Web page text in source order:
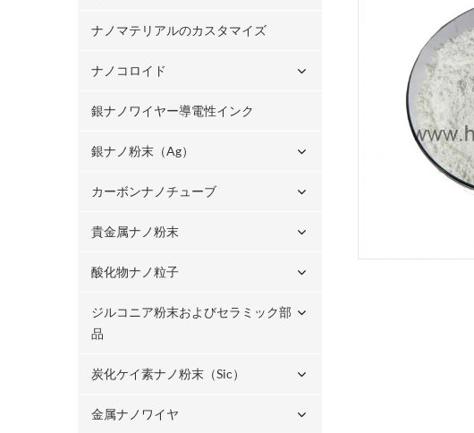
ナノマテリアルのカスタマイズ
ナノコロイド
銀ナノワイヤー導電性インク
銀ナノ粉末（ag）
カーボンナノチューブ
貴金属ナノ粉末
酸化物ナノ粒子
ジルコニア粉末およびセラミック部
品
炭化ケイ素ナノ粉末（sic）
金属ナノワイヤ